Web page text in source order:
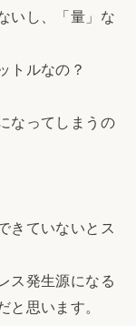
いし、「量」な
ルなの？
なってしまうの
きていないとス
ス発生源になる
と思います。